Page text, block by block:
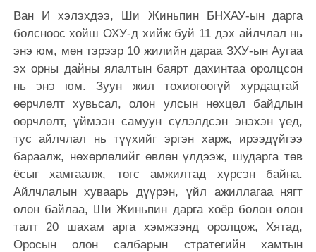
Ван И хэлэхдээ, Ши Жиньпин БНХАУ-ын дарга
болсноос хойш ОХУ-д хийж буй 11 дэх айлчлал нь
энэ юм, мөн тэрээр 10 жилийн дараа ЗХУ-ын Аугаа
эх орны дайны ялалтын баярт дахинтаа оролцсон
нь энэ юм. Зуун жил тохиогоогүй хурдацтай
өөрчлөлт хувьсал, олон улсын нөхцөл байдлын
өөрчлөлт, үймээн самуун сүлэлдсэн энэхэн үед,
тус айлчлал нь түүхийг эргэн харж, ирээдүйгээ
бараалж, нөхөрлөлийг өвлөн үлдээж, шударга төв
ёсыг хамгаалж, төгс амжилтад хүрсэн байна.
Айлчлалын хуваарь дүүрэн, үйл ажиллагаа нягт
олон байлаа, Ши Жиньпин дарга хоёр болон олон
талт 20 шахам арга хэмжээнд оролцож, Хятад,
Оросын олон салбарын стратегийн хамтын